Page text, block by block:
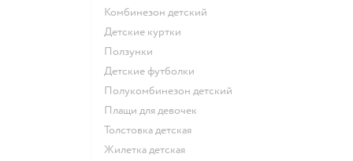
Комбинезон детский
Детские куртки
Ползунки
Детские футболки
Полукомбинезон детский
Плащи для девочек
Толстовка детская
Жилетка детская